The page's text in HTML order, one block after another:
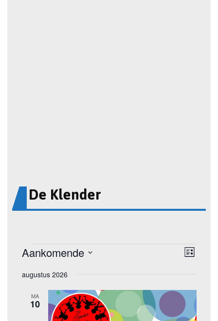
De Klender